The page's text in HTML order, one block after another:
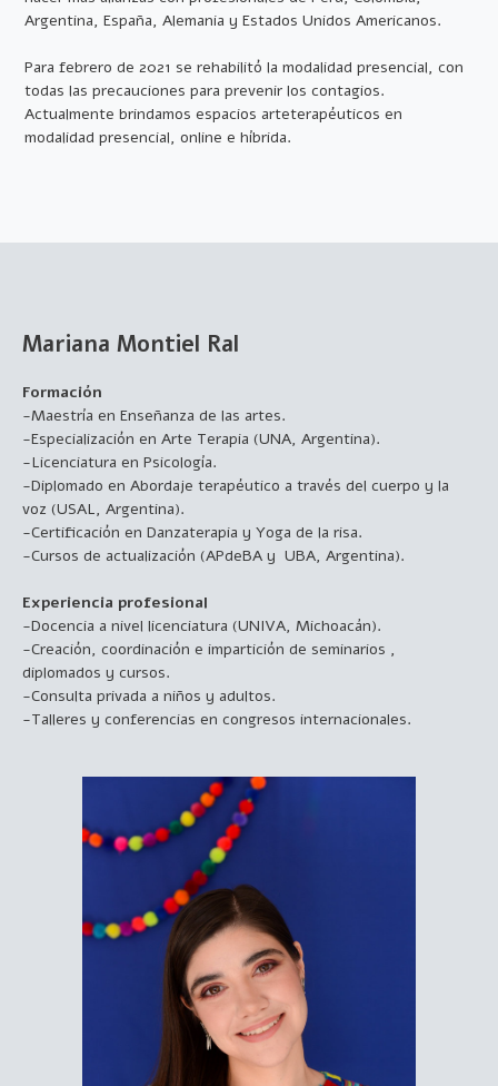
Argentina, España, Alemania y Estados Unidos Americanos.
Para febrero de 2021 se rehabilitó la modalidad presencial, con
todas las precauciones para prevenir los contagios.
Actualmente brindamos espacios arteterapéuticos en
modalidad presencial, online e híbrida.
Mariana Montiel Ral
Formación
-Maestría en Enseñanza de las artes.
-Especialización en Arte Terapia (UNA, Argentina).
-Licenciatura en Psicología.
-Diplomado en Abordaje terapéutico a través del cuerpo y la
voz (USAL, Argentina).
-Certificación en Danzaterapia y Yoga de la risa.
-Cursos de actualización (APdeBA y UBA, Argentina).
Experiencia profesional
-Docencia a nivel licenciatura (UNIVA, Michoacán).
-Creación, coordinación e impartición de seminarios ,
diplomados y cursos.
-Consulta privada a niños y adultos.
-Talleres y conferencias en congresos internacionales.